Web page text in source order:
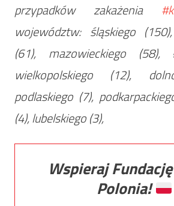
przypadków zakażenia
województw: śląskiego
(61), mazowieckiego (58),
wielkopolskiego (12),
podlaskiego (7),
(4), lubelskiego (3),
Wspieraj
Polonia!